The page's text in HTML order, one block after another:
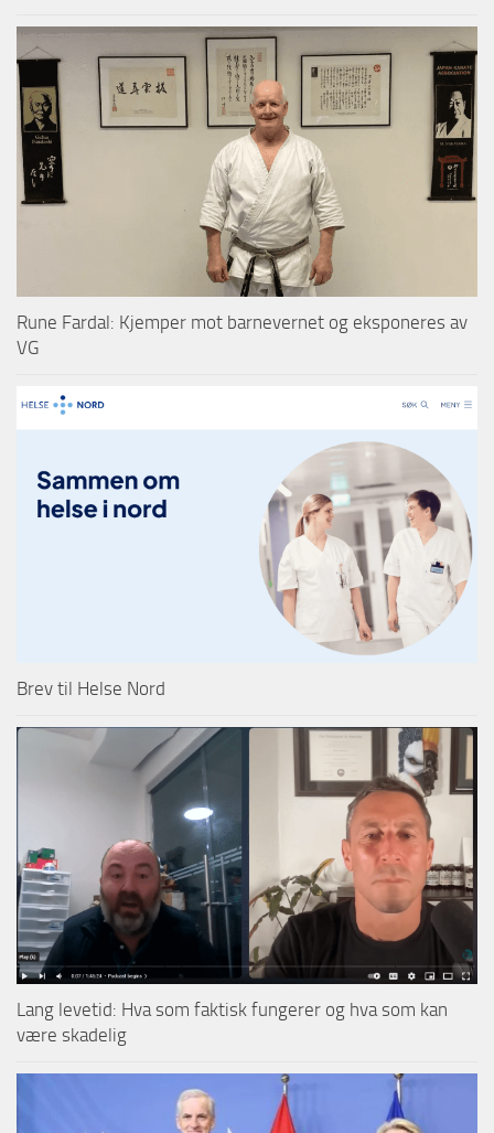
Rune Fardal: Kjemper mot barnevernet og eksponeres av
VG
Brev til Helse Nord
Lang levetid: Hva som faktisk fungerer og hva som kan
være skadelig